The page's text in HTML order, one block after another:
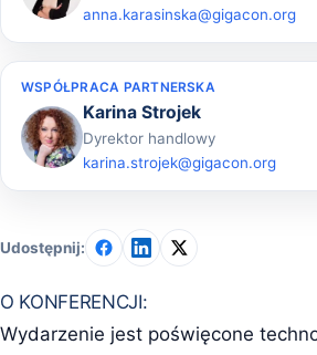
Udostępnij:
O KONFERENCJI:
Wydarzenie jest poświęcone
anna.karasinska@gigacon.org
WSPÓŁPRACA PARTNERSKA
Karina Strojek
Dyrektor handlowy
karina.strojek@gigacon.org